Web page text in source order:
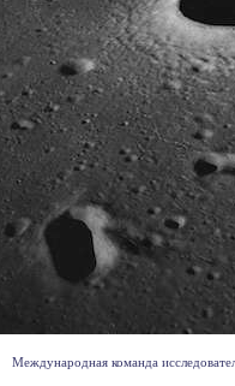
Международная команда